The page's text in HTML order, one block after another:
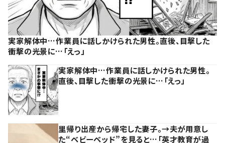
実家解体中…作業員に話しかけられた男性。直後、目撃した
衝撃の光景に…「えっ」
実家解体中…作業員に話しかけられた男性。
直後、目撃した衝撃の光景に…「えっ」
里帰り出産から帰宅した妻子。→夫が用意し
た“ベビーベッド”を見ると…「英才教育が過